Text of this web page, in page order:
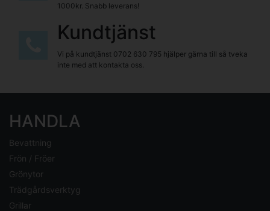
1000kr. Snabb leverans!
Kundtjänst
Vi på kundtjänst 0702 630 795 hjälper gärna till så tveka
inte med att kontakta oss.
HANDLA
Bevattning
Frön / Fröer
Grönytor
Trädgårdsverktyg
Grillar